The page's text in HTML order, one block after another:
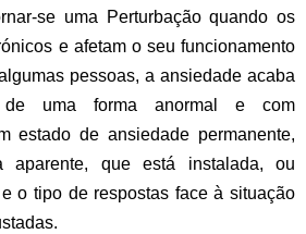
se uma Perturbação quando os
e afetam o seu funcionamento
pessoas, a ansiedade acaba
uma forma anormal e com
estado de ansiedade permanente,
aparente, que está instalada, ou
o tipo de respostas face à situação